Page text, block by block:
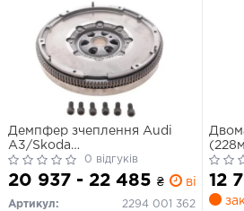
Демпфер зчеплення Audi
A3/Skoda
Octavia/Superb/VW
Golf/Passat 2.0 TDI 03-
0 відгуків
20 937 - 22 485 ₴ від 0 дн.
Артикул:
2294 001 362
036)
12